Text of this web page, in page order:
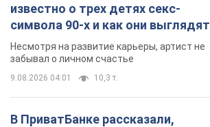
известно о трех детях секс-
символа 90-х и как они выглядят
Несмотря на развитие карьеры, артист не
забывал о личном счастье
9.08.2026 04:01 10,3 т.
В ПриватБанке рассказали,